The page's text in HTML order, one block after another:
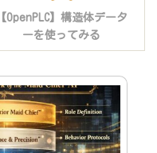
【OpenPLC】構造体データ
ーを使ってみる